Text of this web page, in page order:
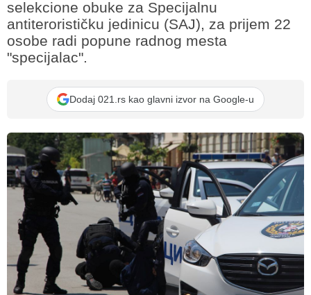
selekcione obuke za Specijalnu
antiterorističku jedinicu (SAJ), za prijem 22
osobe radi popune radnog mesta
"specijalac".
Dodaj 021.rs kao glavni izvor na Google-u